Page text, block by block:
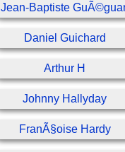
Jean-Baptiste
Daniel Guichard
Arthur H
Johnny Hallyday
FranÃ§oise Hardy